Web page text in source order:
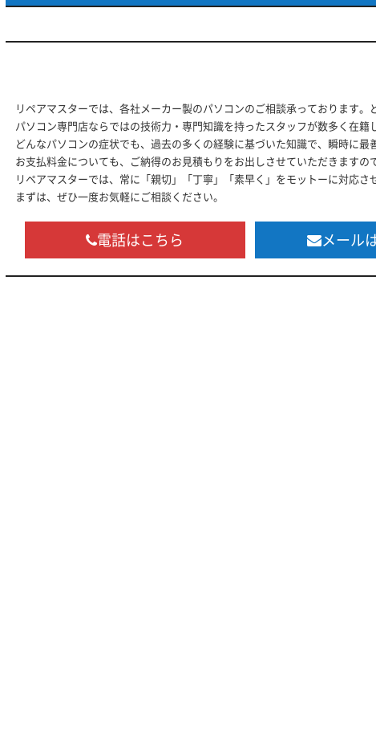
リペアマスターでは、各社メーカー製のパソコンのご相談承っております。
パソコン専門店ならではの技術力・専門知識を持ったスタッフが数多く在籍
どんなパソコンの症状でも、過去の多くの経験に基づいた知識で、瞬時に最
お支払料金についても、ご納得のお見積もりをお出しさせていただきますの
リペアマスターでは、常に「親切」「丁寧」「素早く」をモットーに対応さ
まずは、ぜひ一度お気軽にご相談ください。
電話はこちら メール